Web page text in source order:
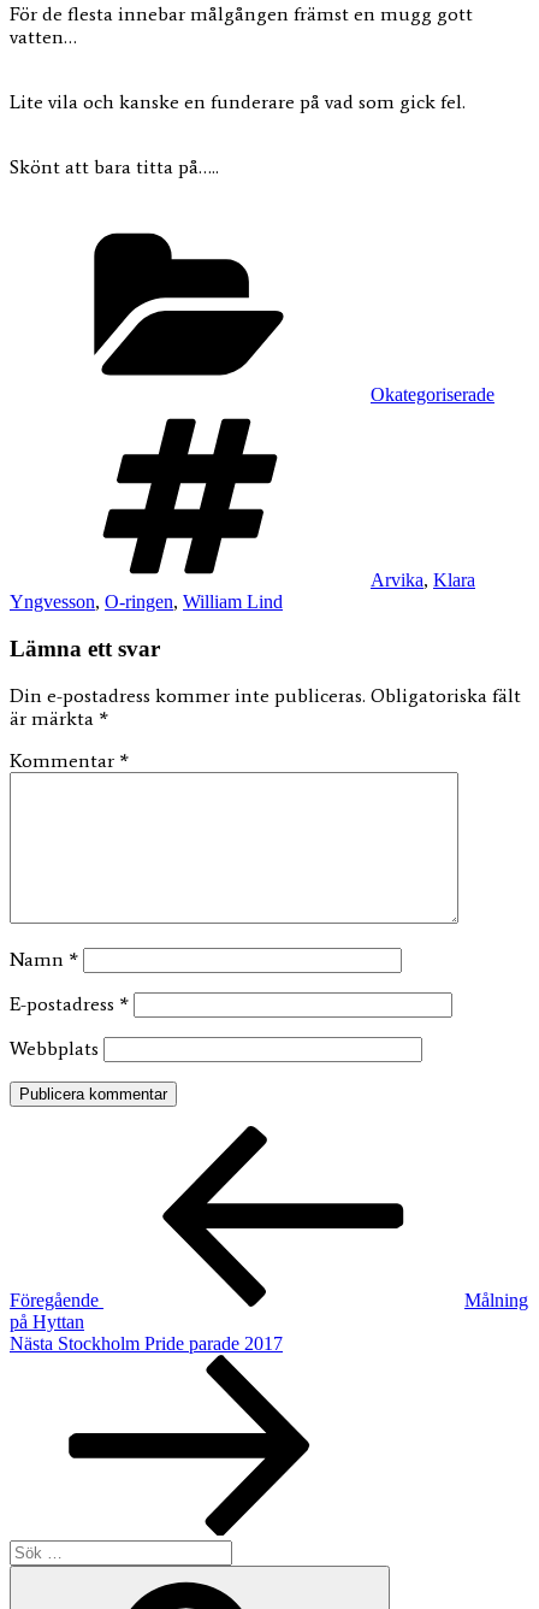
För de flesta innebar målgången främst en mugg gott
vatten…
Lite vila och kanske en funderare på vad som gick fel.
Skönt att bara titta på…..
Okategoriserade
Arvika, Klara
Yngvesson, O-ringen, William Lind
Lämna ett svar
Din e-postadress kommer inte publiceras. Obligatoriska fält
är märkta *
Kommentar *
Namn *
E-postadress *
Webbplats
Inläggsnavigering
Föregående
Målning
på Hyttan
Nästa
Nästa Stockholm Pride parade 2017
Sök
efter: